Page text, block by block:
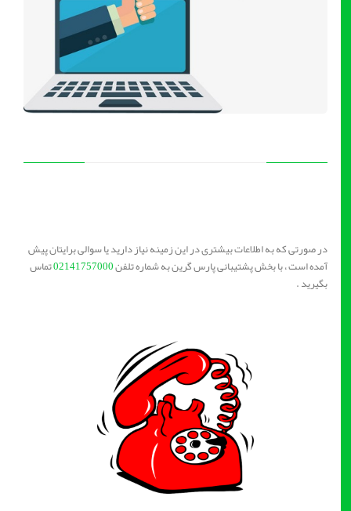
در صورتی که به اطلاعات بیشتری در این زمینه نیاز دارید یا سوالی برایتان پیش
آمده است ، با بخش پشتیبانی پارس گرین به شماره تلفن02141757000تماس
بگیرید .